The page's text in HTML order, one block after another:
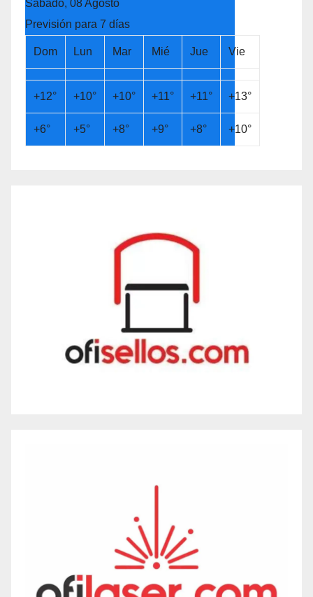
Sábado, 08 Agosto
Previsión para 7 días
Dom Lun Mar Mié Jue Vie
+12° +10° +10° +11° +11° +13°
+6° +5° +8° +9° +8° +10°